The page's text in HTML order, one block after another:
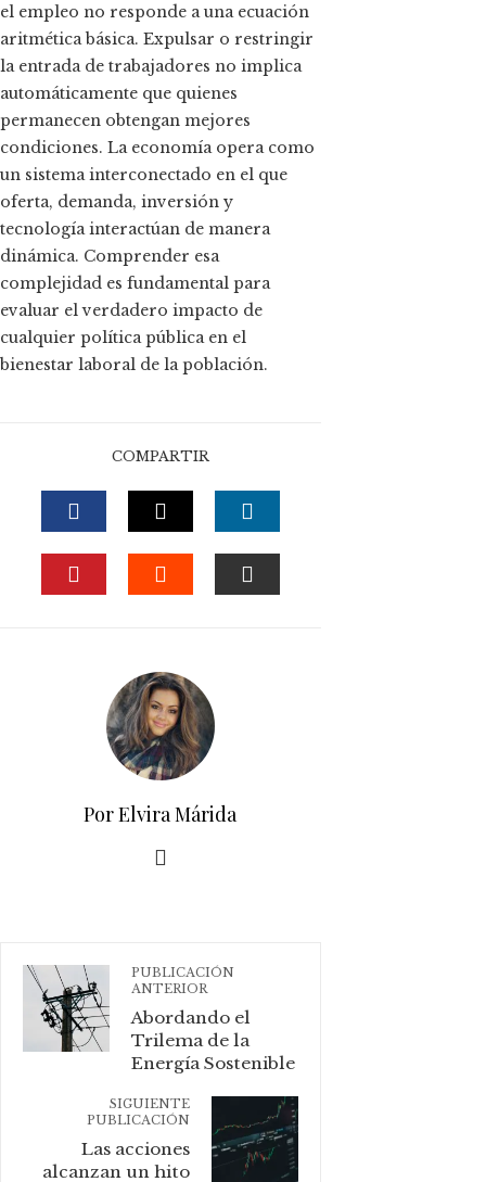
el empleo no responde a una ecuación
aritmética básica. Expulsar o restringir
la entrada de trabajadores no implica
automáticamente que quienes
permanecen obtengan mejores
condiciones. La economía opera como
un sistema interconectado en el que
oferta, demanda, inversión y
tecnología interactúan de manera
dinámica. Comprender esa
complejidad es fundamental para
evaluar el verdadero impacto de
cualquier política pública en el
bienestar laboral de la población.
COMPARTIR
FACEBOOKTWITTERLINKEDIN
Por Elvira Márida
PUBLICACIÓN
ANTERIOR
Abordando el
Trilema de la
Energía Sostenible
SIGUIENTE
PUBLICACIÓN
Las acciones
alcanzan un hito